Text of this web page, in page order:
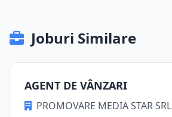
Joburi Similare
AGENT DE VÂNZARI
PROMOVARE MEDIA STAR SRL